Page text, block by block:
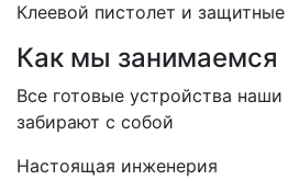
Клеевой пистолет и защитные
Как мы занимаемся
Все готовые устройства наши
забирают с собой
Настоящая инженерия